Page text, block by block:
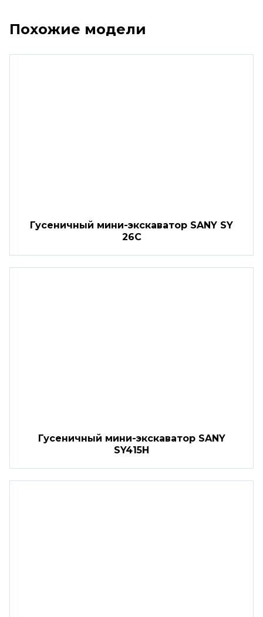
Похожие модели
Гусеничный мини-экскаватор SANY SY
26C
Гусеничный мини-экскаватор SANY
SY415H